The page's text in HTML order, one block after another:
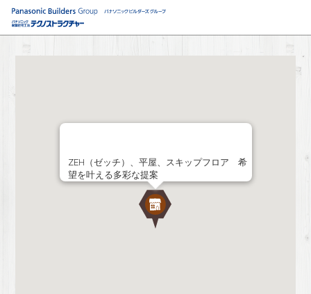
ZEH（ゼッチ）、平屋、スキップフロア 希
望を叶える多彩な提案